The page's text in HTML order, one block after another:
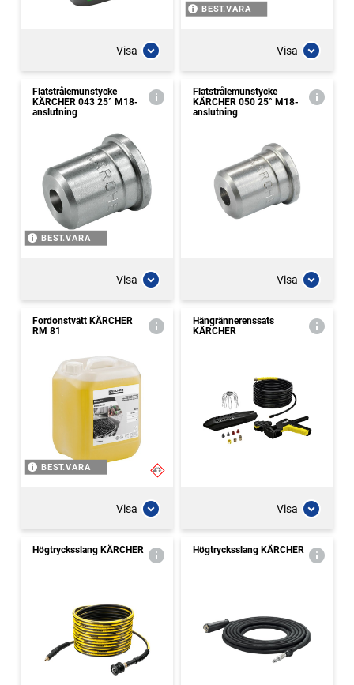
Visa
BEST.VARA
Visa
Flatstrålemunstycke
KÄRCHER 043 25° M18-
anslutning
BEST.VARA
Visa
Flatstrålemunstycke
KÄRCHER 050 25° M18-
anslutning
Visa
Fordonstvätt KÄRCHER
RM 81
BEST.VARA
Visa
Hängrännerenssats
KÄRCHER
Visa
Högtrycksslang KÄRCHER Högtrycksslang KÄRCHER